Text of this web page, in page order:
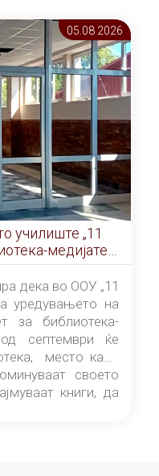
05.08 2026
училиште „11
медијатека
дека во ООУ „11
уредувањето на
за библиотека-
од септември ќе
место каде
своето
книги, да